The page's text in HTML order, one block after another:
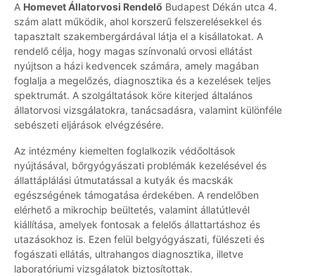
A Homevet Állatorvosi Rendelő Budapest Dékán utca 4.
szám alatt működik, ahol korszerű felszerelésekkel és
tapasztalt szakembergárdával látja el a kisállatokat. A
rendelő célja, hogy magas színvonalú orvosi ellátást
nyújtson a házi kedvencek számára, amely magában
foglalja a megelőzés, diagnosztika és a kezelések teljes
spektrumát. A szolgáltatások köre kiterjed általános
állatorvosi vizsgálatokra, tanácsadásra, valamint különféle
sebészeti eljárások elvégzésére.
Az intézmény kiemelten foglalkozik védőoltások
nyújtásával, bőrgyógyászati problémák kezelésével és
állattáplálási útmutatással a kutyák és macskák
egészségének támogatása érdekében. A rendelőben
elérhető a mikrochip beültetés, valamint állatútlevél
kiállítása, amelyek fontosak a felelős állattartáshoz és
utazásokhoz is. Ezen felül belgyógyászati, fülészeti és
fogászati ellátás, ultrahangos diagnosztika, illetve
laboratóriumi vizsgálatok biztosítottak.